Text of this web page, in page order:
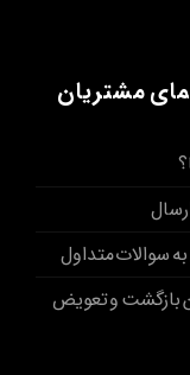
مشتریان
سوالات متداول
بازگشت و تعویض